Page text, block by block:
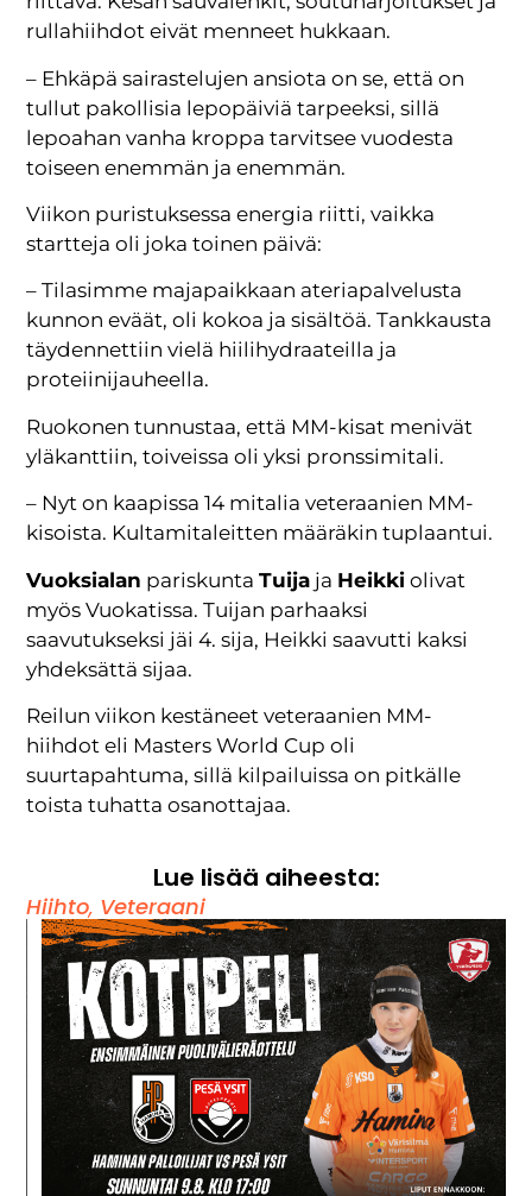
rullahiihdot eivät menneet hukkaan.
– Ehkäpä sairastelujen ansiota on se, että on
tullut pakollisia lepopäiviä tarpeeksi, sillä
lepoahan vanha kroppa tarvitsee vuodesta
toiseen enemmän ja enemmän.
Viikon puristuksessa energia riitti, vaikka
startteja oli joka toinen päivä:
– Tilasimme majapaikkaan ateriapalvelusta
kunnon eväät, oli kokoa ja sisältöä. Tankkausta
täydennettiin vielä hiilihydraateilla ja
proteiinijauheella.
Ruokonen tunnustaa, että MM-kisat menivät
yläkanttiin, toiveissa oli yksi pronssimitali.
– Nyt on kaapissa 14 mitalia veteraanien MM-
kisoista. Kultamitaleitten määräkin tuplaantui.
Vuoksialan pariskuntaTuija ja Heikki olivat
myös Vuokatissa. Tuijan parhaaksi
saavutukseksi jäi 4. sija, Heikki saavutti kaksi
yhdeksättä sijaa.
Reilun viikon kestäneet veteraanien MM-
hiihdot eli Masters World Cup oli
suurtapahtuma, sillä kilpailuissa on pitkälle
toista tuhatta osanottajaa.
Lue lisää aiheesta:
Hiihto, Veteraani